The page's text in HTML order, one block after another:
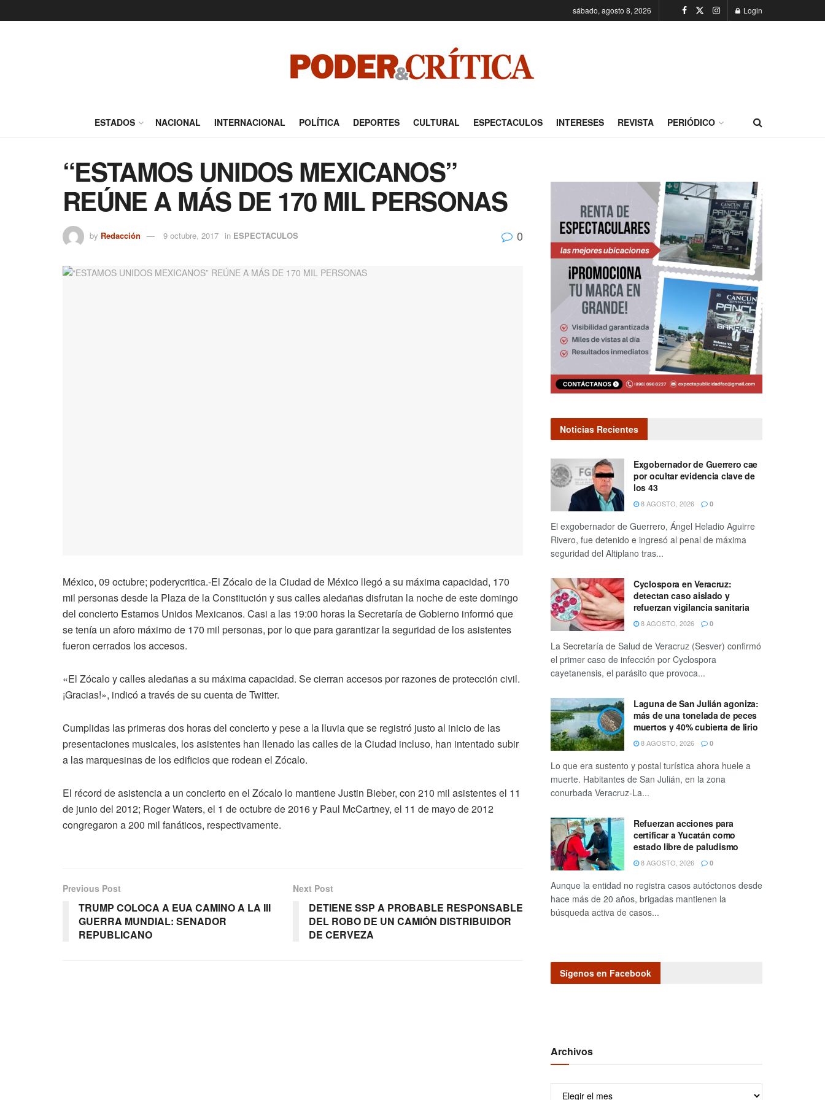
sábado, agosto 8, 2026 Login
ESTADOS NACIONAL INTERNACIONAL POLÍTICA DEPORTES CULTURAL ESPECTACULOS INTERESES REVISTA PERIÓDICO
“ESTAMOS UNIDOS MEXICANOS”
REÚNE A MÁS DE 170 MIL PERSONAS
by Redacción 9 octubre, 2017 in ESPECTACULOS 0
México, 09 octubre; poderycritica.-El Zócalo de la Ciudad de México llegó a su máxima capacidad, 170
mil personas desde la Plaza de la Constitución y sus calles aledañas disfrutan la noche de este domingo
del concierto Estamos Unidos Mexicanos. Casi a las 19:00 horas la Secretaría de Gobierno informó que
se tenía un aforo máximo de 170 mil personas, por lo que para garantizar la seguridad de los asistentes
fueron cerrados los accesos.
«El Zócalo y calles aledañas a su máxima capacidad. Se cierran accesos por razones de protección civil.
¡Gracias!», indicó a través de su cuenta de Twitter.
Cumplidas las primeras dos horas del concierto y pese a la lluvia que se registró justo al inicio de las
presentaciones musicales, los asistentes han llenado las calles de la Ciudad incluso, han intentado subir
a las marquesinas de los edificios que rodean el Zócalo.
El récord de asistencia a un concierto en el Zócalo lo mantiene Justin Bieber, con 210 mil asistentes el 11
de junio del 2012; Roger Waters, el 1 de octubre de 2016 y Paul McCartney, el 11 de mayo de 2012
congregaron a 200 mil fanáticos, respectivamente.
Previous Post
TRUMP COLOCA A EUA CAMINO A LA III
GUERRA MUNDIAL: SENADOR
REPUBLICANO
Next Post
DETIENE SSP A PROBABLE RESPONSABLE
DEL ROBO DE UN CAMIÓN DISTRIBUIDOR
DE CERVEZA
Noticias Recientes
Exgobernador de Guerrero cae
por ocultar evidencia clave de
los 43
8 AGOSTO, 2026 0
El exgobernador de Guerrero, Ángel Heladio Aguirre
Rivero, fue detenido e ingresó al penal de máxima
seguridad del Altiplano tras...
Cyclospora en Veracruz:
detectan caso aislado y
refuerzan vigilancia sanitaria
8 AGOSTO, 2026 0
La Secretaría de Salud de Veracruz (Sesver) confirmó
el primer caso de infección por Cyclospora
cayetanensis, el parásito que provoca...
Laguna de San Julián agoniza:
más de una tonelada de peces
muertos y 40% cubierta de lirio
8 AGOSTO, 2026 0
Lo que era sustento y postal turística ahora huele a
muerte. Habitantes de San Julián, en la zona
conurbada Veracruz-La...
Refuerzan acciones para
certificar a Yucatán como
estado libre de paludismo
8 AGOSTO, 2026 0
Aunque la entidad no registra casos autóctonos desde
hace más de 20 años, brigadas mantienen la
búsqueda activa de casos...
Sígenos en Facebook
Archivos
Archivos